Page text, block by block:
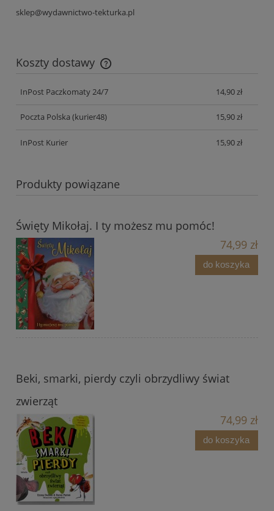
sklep@wydawnictwo-tekturka.pl
Koszty dostawy
Cena nie zawiera ewentualnych kosztów płatności
InPost Paczkomaty 24/7
14,90 zł
Poczta Polska (kurier48) 15,90 zł
InPost Kurier 15,90 zł
Produkty powiązane
Święty Mikołaj. I ty możesz mu pomóc!
74,99 zł
do koszyka
Beki, smarki, pierdy czyli obrzydliwy świat
zwierząt
74,99 zł
do koszyka